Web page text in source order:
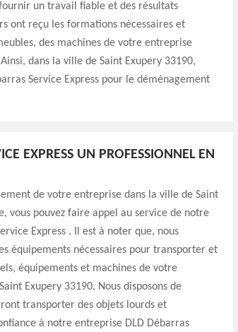
un travail fiable et des résultats
ont reçu les formations nécessaires et
des machines de votre entreprise
dans la ville de Saint Exupery 33190,
Service Express pour le déménagement
EXPRESS UN PROFESSIONNEL EN
de votre entreprise dans la ville de Saint
vous pouvez faire appel au service de notre
Express . Il est à noter que, nous
équipements nécessaires pour transporter et
équipements et machines de votre
Exupery 33190. Nous disposons de
transporter des objets lourds et
à notre entreprise DLD Débarras